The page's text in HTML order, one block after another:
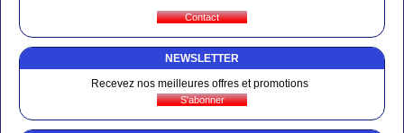
NEWSLETTER
Recevez nos meilleures offres et promotions